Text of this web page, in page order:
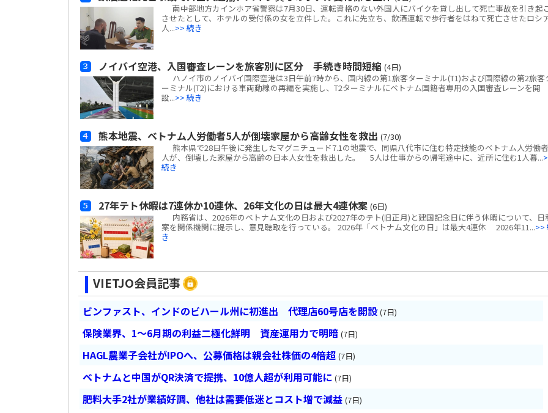
南中部地方カインホア省警察は7月30日、運転資格のない外国人にバイクを貸し出して死亡事故を引き起
させたとして、ホテルの受付係の女を立件した。これに先立ち、飲酒運転で歩行者をはねて死亡させたロシ
人...>> 続き
ノイバイ空港、入国審査レーンを旅客別に区分 手続き時間短縮 (4日)
ハノイ市のノイバイ国際空港は3日午前7時から、国内線の第1旅客ターミナル(T1)および国際線の第2旅客
ーミナル(T2)における車両動線の再編を実施し、T2ターミナルにベトナム国籍者専用の入国審査レーンを開
設...>> 続き
熊本地震、ベトナム人労働者5人が倒壊家屋から高齢女性を救出 (7/30)
熊本県で28日午後に発生したマグニチュード7.1の地震で、同県八代市に住む特定技能のベトナム人労働
人が、倒壊した家屋から高齢の日本人女性を救出した。 5人は仕事からの帰宅途中に、近所に住む1人暮...
続き
27年テト休暇は7連休か10連休、26年文化の日は最大4連休案 (6日)
内務省は、2026年のベトナム文化の日および2027年のテト(旧正月)と建国記念日に伴う休暇について、日
案を関係機関に提示し、意見聴取を行っている。 2026年「ベトナム文化の日」は最大4連休 2026年11...>>
き
VIETJO会員記事
ビンファスト、インドのビハール州に初進出 代理店60号店を開設 (7日)
保険業界、1～6月期の利益二極化鮮明 資産運用力で明暗 (7日)
HAGL農業子会社がIPOへ、公募価格は親会社株価の4倍超 (7日)
ベトナムと中国がQR決済で提携、10億人超が利用可能に (7日)
肥料大手2社が業績好調、他社は需要低迷とコスト増で減益 (7日)